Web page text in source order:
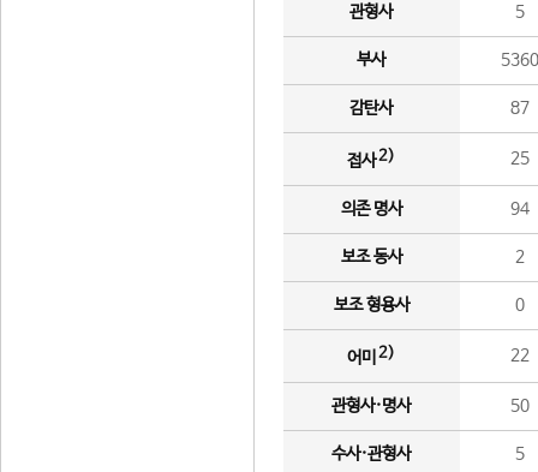
관형사 5
부사 5360
감탄사 87
접사2) 25
의존 명사 94
보조 동사 2
보조 형용사 0
어미 2) 22
관형사·명사 50
수사·관형사 5